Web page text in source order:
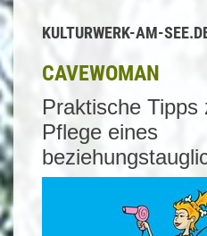
KULTURWERK-AM-
CAVEWOMAN
Praktische Tipps
Pflege eines